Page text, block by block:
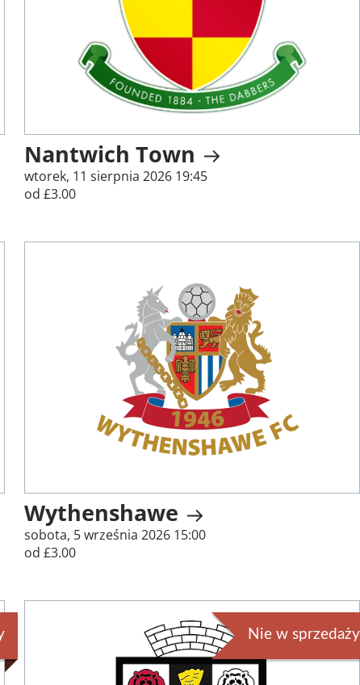
Nantwich Town
wtorek, 11 sierpnia 2026 19:45
od £3.00
Wythenshawe
sobota, 5 września 2026 15:00
od £3.00
Nie w sprzedaży